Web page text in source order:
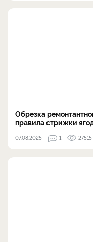
Обрезка
правила стрижки
07.08.2025 1 27515